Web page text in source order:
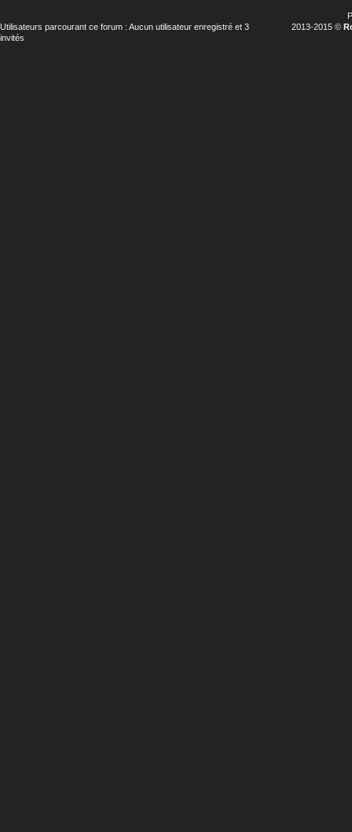
Utilisateurs parcourant ce forum : Aucun utilisateur enregistré et 3
invités
2013-2015 ©